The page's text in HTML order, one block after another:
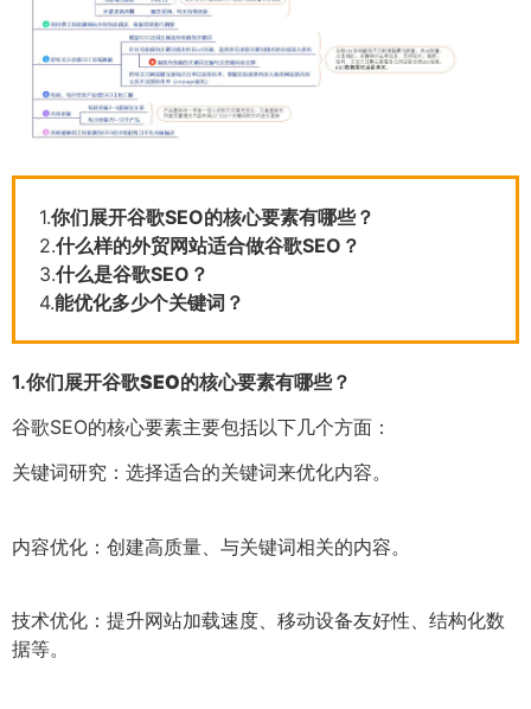
1.你们展开谷歌SEO的核心要素有哪些？
2.什么样的外贸网站适合做谷歌SEO？
3.什么是谷歌SEO？
4.能优化多少个关键词？
1.你们展开谷歌SEO的核心要素有哪些？
谷歌SEO的核心要素主要包括以下几个方面：
关键词研究：选择适合的关键词来优化内容。
内容优化：创建高质量、与关键词相关的内容。
技术优化：提升网站加载速度、移动设备友好性、结构化数
据等。